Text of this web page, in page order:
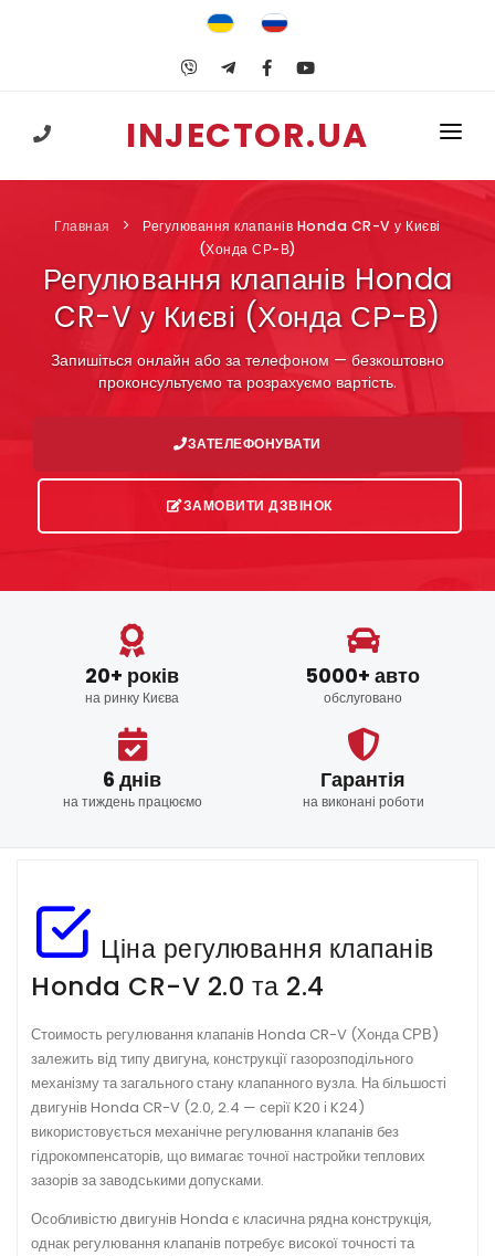
INJECTOR.UA
+38 (067) 547-25-74
ГОЛОВНА
ПОСЛУГИ
ГБО
НАВЧАННЯ
КОРИСНЕ
Главная
Регулювання клапанів Honda CR-V у Києві
(Хонда СР-В)
Регулювання клапанів Honda
CR-V у Києві (Хонда СР-В)
Запишіться онлайн або за телефоном — безкоштовно
проконсультуємо та розрахуємо вартість.
ЗАТЕЛЕФОНУВАТИ
ЗАМОВИТИ ДЗВІНОК
20+ років
на ринку Києва
5000+ авто
обслуговано
6 днів
на тиждень працюємо
Гарантія
на виконані роботи
Ціна регулювання клапанів
Honda CR-V 2.0 та 2.4
Стоимость регулювання клапанів Honda CR-V (Хонда СРВ)
залежить від типу двигуна, конструкції газорозподільного
механізму та загального стану клапанного вузла. На більшості
двигунів Honda CR-V (2.0, 2.4 — серії K20 і K24)
використовується механічне регулювання клапанів без
гідрокомпенсаторів, що вимагає точної настройки теплових
зазорів за заводськими допусками.
Особливістю двигунів Honda є класична рядна конструкція,
однак регулювання клапанів потребує високої точності та